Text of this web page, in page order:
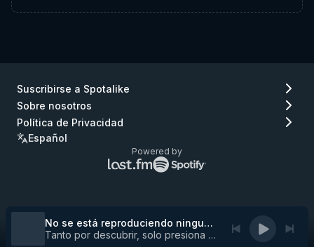
Suscribirse a Spotalike
Sobre nosotros
Política de Privacidad
Español
Powered by
Logo
de
a
Lastfm)
Spotify)
No se está reproduciendo ninguna pista
Tanto por descubrir, solo presiona play